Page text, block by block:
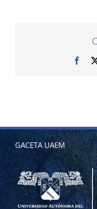
GACETA UAEM